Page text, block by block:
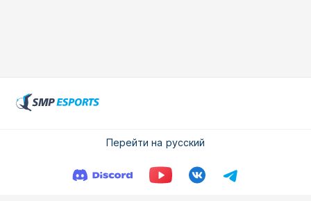
Перейти на русский